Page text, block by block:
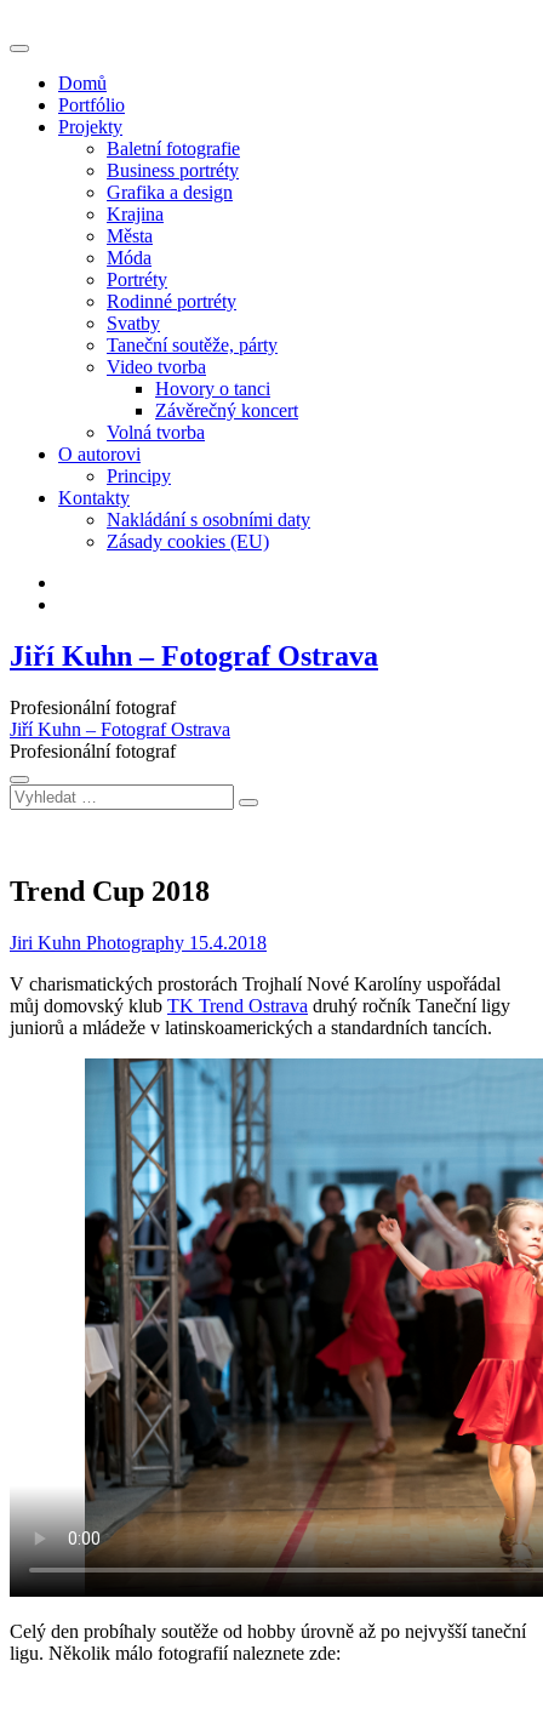
to
Domů
Portfólio
Projekty
Baletní fotografie
Business portréty
Grafika a design
Krajina
Města
Móda
Portréty
Rodinné portréty
Svatby
Taneční soutěže, párty
Video tvorba
Hovory o tanci
Závěrečný koncert
Volná tvorba
O autorovi
Principy
Kontakty
Nakládání s osobními daty
Zásady cookies (EU)
Jiří Kuhn – Fotograf Ostrava
Profesionální fotograf
Jiří Kuhn – Fotograf Ostrava
Profesionální fotograf
Vyhledat
…
Trend Cup 2018
Jiri Kuhn Photography 15.4.2018
V charismatických prostorách Trojhalí Nové Karolíny uspořádal
můj domovský klub TK Trend Ostrava druhý ročník Taneční ligy
juniorů a mládeže v latinskoamerických a standardních tancích.
Celý den probíhaly soutěže od hobby úrovně až po nejvyšší taneční
ligu. Několik málo fotografií naleznete zde: